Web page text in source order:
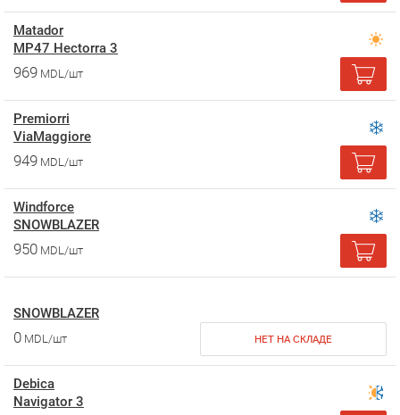
Matador
MP47 Hectorra 3
969 MDL/шт
Premiorri
ViaMaggiore
949 MDL/шт
Windforce
SNOWBLAZER
950 MDL/шт
SNOWBLAZER
0 MDL/шт НЕТ НА СКЛАДЕ
Debica
Navigator 3